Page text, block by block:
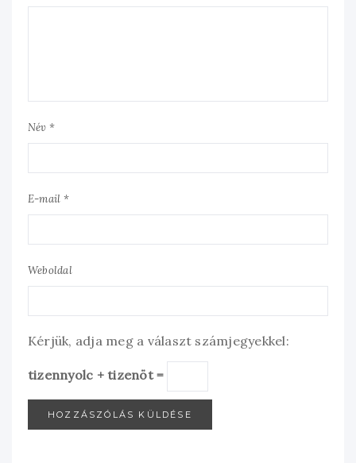
Név *
E-mail *
Weboldal
Kérjük, adja meg a választ számjegyekkel:
tizennyolc + tizenöt =